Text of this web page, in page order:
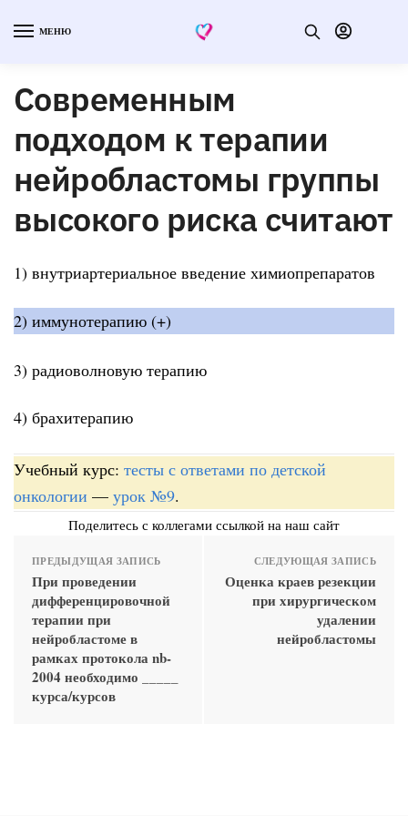
МЕНЮ
Современным
подходом к терапии
нейробластомы группы
высокого риска считают
1) внутриартериальное введение химиопрепаратов
2) иммунотерапию (+)
3) радиоволновую терапию
4) брахитерапию
Учебный курс: тесты с ответами по детской
онкологии — урок №9.
Поделитесь с коллегами ссылкой на наш сайт
ПРЕДЫДУЩАЯ ЗАПИСЬ
При проведении
дифференцировочной
терапии при
нейробластоме в
рамках протокола nb-
2004 необходимо _____
курса/курсов
СЛЕДУЮЩАЯ ЗАПИСЬ
Оценка краев резекции
при хирургическом
удалении
нейробластомы